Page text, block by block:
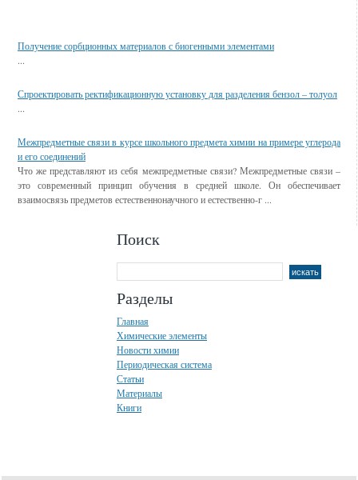
Получение сорбционных материалов с биогенными элементами
...
Спроектировать ректификационную установку для разделения бензол – толуол
...
Межпредметные связи в курсе школьного предмета химии на примере углерода
и его соединений
Что же представляют из себя межпредметные связи? Межпредметные связи –
это современный принцип обучения в средней школе. Он обеспечивает
взаимосвязь предметов естественнонаучного и естественно-г ...
Поиск
Разделы
Главная
Химические элементы
Новости химии
Периодическая система
Статьи
Материалы
Книги